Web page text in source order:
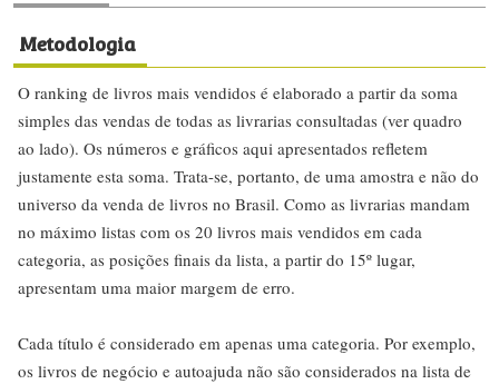
Metodologia
O ranking de livros mais vendidos é elaborado a partir da soma
simples das vendas de todas as livrarias consultadas (ver quadro
ao lado). Os números e gráficos aqui apresentados refletem
justamente esta soma. Trata-se, portanto, de uma amostra e não do
universo da venda de livros no Brasil. Como as livrarias mandam
no máximo listas com os 20 livros mais vendidos em cada
categoria, as posições finais da lista, a partir do 15º lugar,
apresentam uma maior margem de erro.
Cada título é considerado em apenas uma categoria. Por exemplo,
os livros de negócio e autoajuda não são considerados na lista de